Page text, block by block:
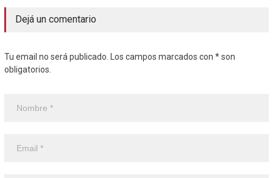
Dejá un comentario
Tu email no será publicado. Los campos marcados con * son
obligatorios.